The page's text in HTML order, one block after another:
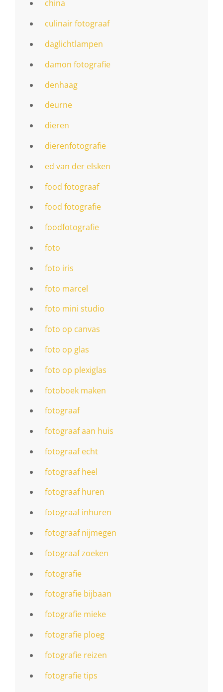
china
culinair fotograaf
daglichtlampen
damon fotografie
denhaag
deurne
dieren
dierenfotografie
ed van der elsken
food fotograaf
food fotografie
foodfotografie
foto
foto iris
foto marcel
foto mini studio
foto op canvas
foto op glas
foto op plexiglas
fotoboek maken
fotograaf
fotograaf aan huis
fotograaf echt
fotograaf heel
fotograaf huren
fotograaf inhuren
fotograaf nijmegen
fotograaf zoeken
fotografie
fotografie bijbaan
fotografie mieke
fotografie ploeg
fotografie reizen
fotografie tips